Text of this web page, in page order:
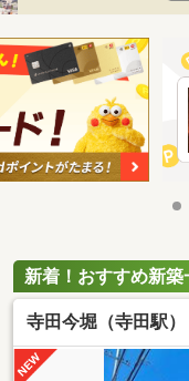
新着！おすすめ新築
寺田今堀（寺田駅）